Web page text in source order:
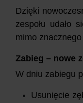
Dzięki
zespołu udało
mimo
Zabieg – nowe
W dniu zabiegu
Usunięcie